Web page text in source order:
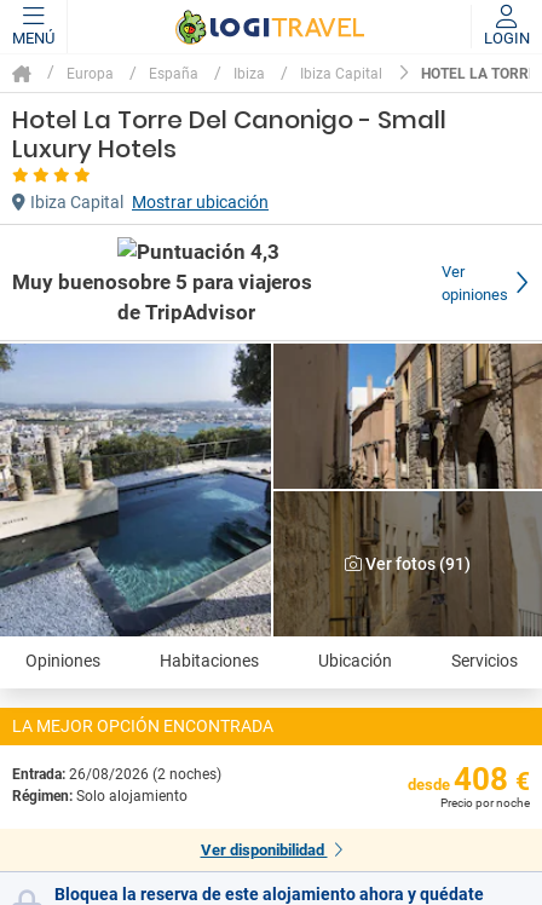
MENÚ LOGIN
Europa España Ibiza Ibiza Capital HOTEL LA
Hotel La Torre Del Canonigo - Small
Luxury Hotels
Ibiza Capital Mostrar ubicación
Muy bueno
Ver
opiniones
Ver fotos (91)
Opiniones Habitaciones Ubicación Servicios
LA MEJOR OPCIÓN ENCONTRADA
Entrada: 26/08/2026 (2 noches)
Régimen: Solo alojamiento
desde 408 €
Precio por noche
Ver disponibilidad
Bloquea la reserva de este alojamiento ahora y quédate